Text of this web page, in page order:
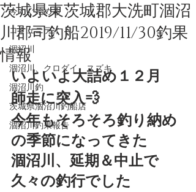
今すぐ始める
コミュニティ
涸沼川
涸沼川、クロダイ、スズキ
涸沼川釣
茨城県涸沼川釣船店
涸沼川釣果報告
茨城県東茨城郡大洗町涸沼
川郡司釣船2019/11/30釣果
情報
いよいよ大詰め１２月
師走に突入💨
今年もそろそろ釣り納め
の季節になってきた
涸沼川、延期＆中止で
久々の釣行でした